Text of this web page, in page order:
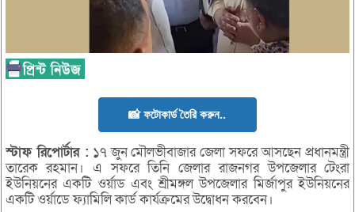
📸 ফটোকার্ড তৈরি করুন..
স্টাফরিপোর্টার : ১৭ জুন মৌলভীবাজার জেলা সফরে আসছেন প্রধানমন্ত্রী
তারেক রহমান। এ সফরে তিনি জেলার রাজনগর উপজেলার টেংরা
ইউনিয়নের একটি ওর্য়াড এবং শ্রীমঙ্গল উপজেলার মির্জাপুর ইউনিয়নের
একটি ওর্য়াডে ফ্যামিলি কার্ড কার্যক্রমের উদ্বোধন করবেন।